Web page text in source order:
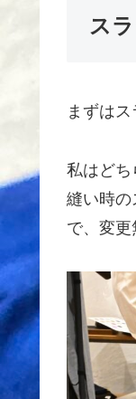
ス
まずは
私はどち
縫い時の
で、変更